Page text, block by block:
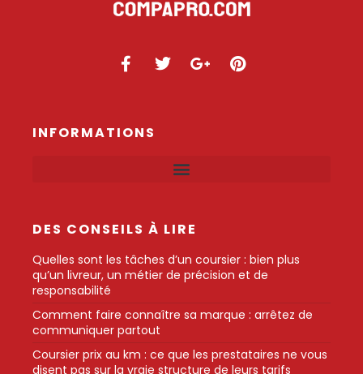
INFORMATIONS
DES CONSEILS À LIRE
Quelles sont les tâches d’un coursier : bien plus
qu’un livreur, un métier de précision et de
responsabilité
Comment faire connaître sa marque : arrêtez de
communiquer partout
Coursier prix au km : ce que les prestataires ne vous
disent pas sur la vraie structure de leurs tarifs